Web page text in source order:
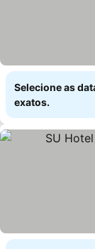
Selecione as
exatos.